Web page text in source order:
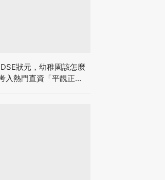
狀元，幼稚園該怎麼
入熱門直資「平靚正」